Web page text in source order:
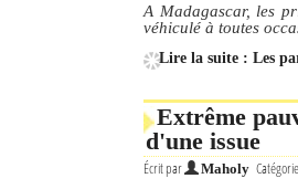
A Madagascar, les
véhiculé à toutes
Lire la suite : Les
Extrême
d'une issue
Écrit par Maholy